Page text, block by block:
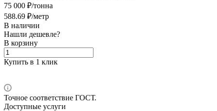
75 000 ₽/тонна
588.69 ₽/метр
В наличии
Нашли дешевле?
В корзину
Купить в 1 клик
Точное соответствие ГОСТ.
Доступные услуги